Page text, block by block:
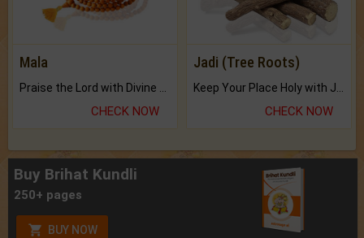
Mala
Praise the Lord with Divine Energies of Mala.
CHECK NOW
Jadi (Tree Roots)
Keep Your Place Holy with Jadi.
CHECK NOW
Buy Brihat Kundli
250+ pages
BUY NOW